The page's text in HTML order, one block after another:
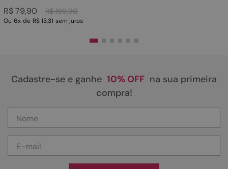
R$ 199,90
R$79,90
Ou 6x de R$ 13,31 sem juros
Cadastre-se e ganhe 10% OFF na sua primeira
compra!